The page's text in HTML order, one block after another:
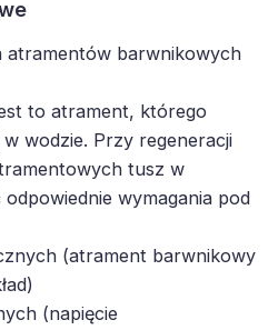
atramentów barwnikowych
to atrament, którego
wodzie. Przy regeneracji
tusz w
odpowiednie wymagania pod
(atrament barwnikowy
(napięcie